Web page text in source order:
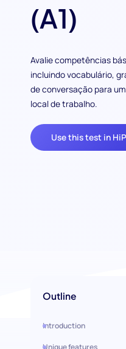
(A1)
Avalie competências
incluindo vocabulário,
de conversação para
local de trabalho.
Use this test in
Outline
Introduction